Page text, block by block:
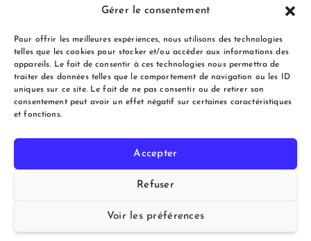
Gérer le consentement
Pour offrir les meilleures expériences, nous utilisons des technologies
telles que les cookies pour stocker et/ou accéder aux informations des
appareils. Le fait de consentir à ces technologies nous permettra de
traiter des données telles que le comportement de navigation ou les ID
uniques sur ce site. Le fait de ne pas consentir ou de retirer son
consentement peut avoir un effet négatif sur certaines caractéristiques
et fonctions.
Accepter
Refuser
Voir les préférences
Copyright © 2026 le Blogreporter | Powered by Afflux.info